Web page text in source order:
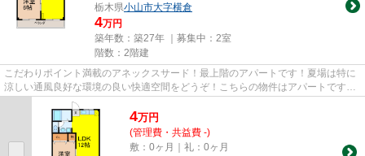
栃木県小山市大字横倉
4万円
築年数：築27年 ｜募集中： 2室
階数：2階建
こだわりポイント満載のアネックスサード！最上階のアパートです！夏場は特に
涼しい通風良好な環境の良い快適空間をどうぞ！こちらの物件はアパートです！
小山市や東北本線小山付近で...
4万円
(管理費・共益費 -)
敷：0ヶ月｜礼：0ヶ月